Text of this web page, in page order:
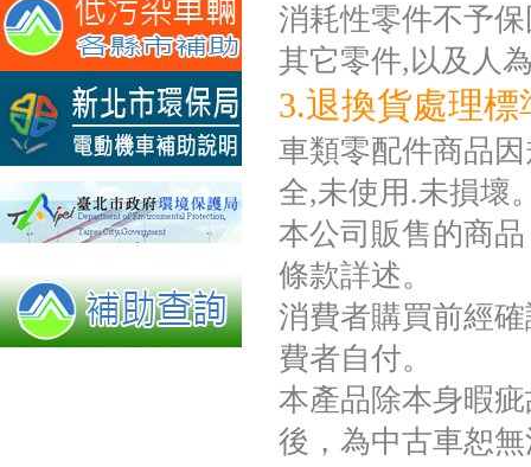
消耗性零件不予
其它零件,以及人
3.退換貨處理標
車類零配件商品
全,未使用.未損壞
本公司販售的商
條款詳述。
消費者購買前經
費者自付。
本產品除本身暇
後，為中古車恕